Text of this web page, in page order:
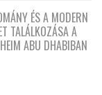
ÉS A MODERN
TALÁLKOZÁSA A
ABU DHABIBAN